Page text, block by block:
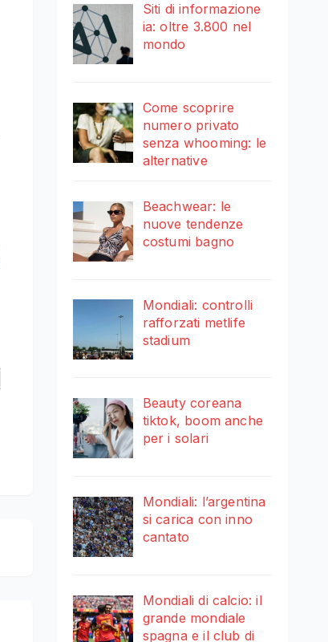
Siti di informazione
ia: oltre 3.800 nel
mondo
Come scoprire
numero privato
senza whooming: le
alternative
Beachwear: le
nuove tendenze
costumi bagno
Mondiali: controlli
rafforzati metlife
stadium
Beauty coreana
tiktok, boom anche
per i solari
Mondiali: l’argentina
si carica con inno
cantato
Mondiali di calcio: il
grande mondiale
spagna e il club di